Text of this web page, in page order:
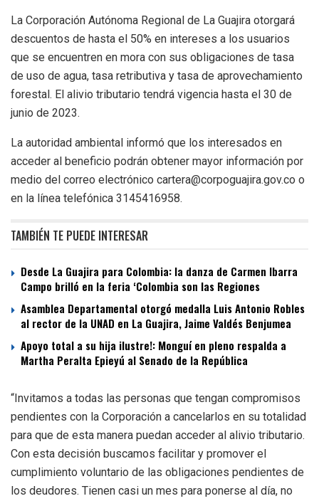
La Corporación Autónoma Regional de La Guajira otorgará
descuentos de hasta el 50% en intereses a los usuarios
que se encuentren en mora con sus obligaciones de tasa
de uso de agua, tasa retributiva y tasa de aprovechamiento
forestal. El alivio tributario tendrá vigencia hasta el 30 de
junio de 2023.
La autoridad ambiental informó que los interesados en
acceder al beneficio podrán obtener mayor información por
medio del correo electrónico cartera@corpoguajira.gov.co o
en la línea telefónica 3145416958.
TAMBIÉN TE PUEDE INTERESAR
Desde La Guajira para Colombia: la danza de Carmen Ibarra
Campo brilló en la feria ‘Colombia son las Regiones
Asamblea Departamental otorgó medalla Luis Antonio Robles
al rector de la UNAD en La Guajira, Jaime Valdés Benjumea
Apoyo total a su hija ilustre!: Monguí en pleno respalda a
Martha Peralta Epieyú al Senado de la República
“Invitamos a todas las personas que tengan compromisos
pendientes con la Corporación a cancelarlos en su totalidad
para que de esta manera puedan acceder al alivio tributario.
Con esta decisión buscamos facilitar y promover el
cumplimiento voluntario de las obligaciones pendientes de
los deudores. Tienen casi un mes para ponerse al día, no